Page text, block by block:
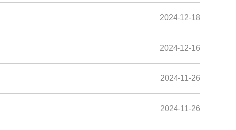
2024-12-18
2024-12-16
2024-11-26
2024-11-26